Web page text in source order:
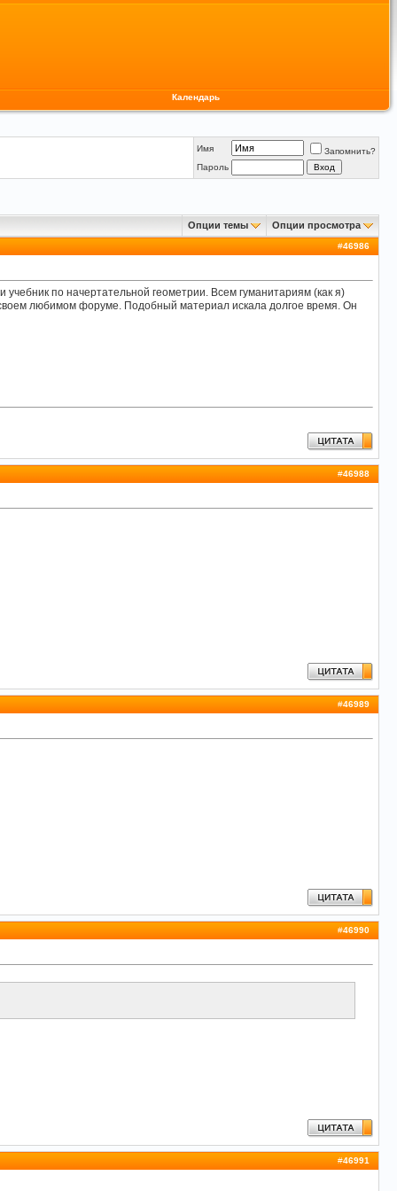
Календарь
Имя
Запомнить?
Пароль
Опции темы Опции просмотра
#46986
по начертательной геометрии. Всем гуманитариям (как я)
любимом форуме. Подобный материал искала долгое время. Он
#46988
#46989
#46990
#46991